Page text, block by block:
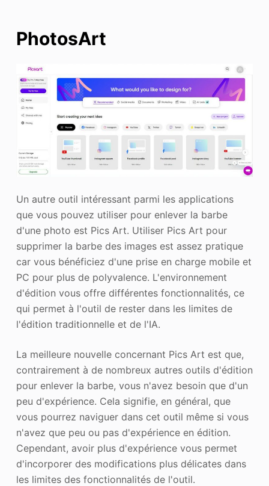
PhotosArt
Un autre outil intéressant parmi les applications
que vous pouvez utiliser pour enlever la barbe
d'une photo est Pics Art. Utiliser Pics Art pour
supprimer la barbe des images est assez pratique
car vous bénéficiez d'une prise en charge mobile et
PC pour plus de polyvalence. L'environnement
d'édition vous offre différentes fonctionnalités, ce
qui permet à l'outil de rester dans les limites de
l'édition traditionnelle et de l'IA.
La meilleure nouvelle concernant Pics Art est que,
contrairement à de nombreux autres outils d'édition
pour enlever la barbe, vous n'avez besoin que d'un
peu d'expérience. Cela signifie, en général, que
vous pourrez naviguer dans cet outil même si vous
n'avez que peu ou pas d'expérience en édition.
Cependant, avoir plus d'expérience vous permet
d'incorporer des modifications plus délicates dans
les limites des fonctionnalités de l'outil.